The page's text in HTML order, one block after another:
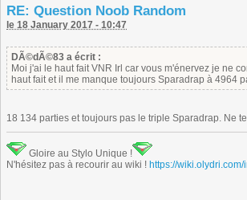
RE: Question Noob Random
le 18 January 2017 - 10:47
DÃ©dÃ©83 a écrit :
Moi j'ai le haut fait VNR Irl car vous m'énervez je ne
haut fait et il me manque toujours Sparadrap à 4964
18 134 parties et toujours pas le triple Sparadrap. Ne
Gloire au Stylo Unique !
N'hésitez pas à recourir au wiki ! https://